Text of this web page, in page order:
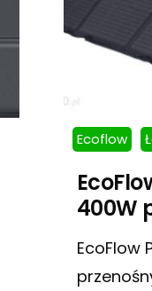
Ecoflow
400W
EcoFlow